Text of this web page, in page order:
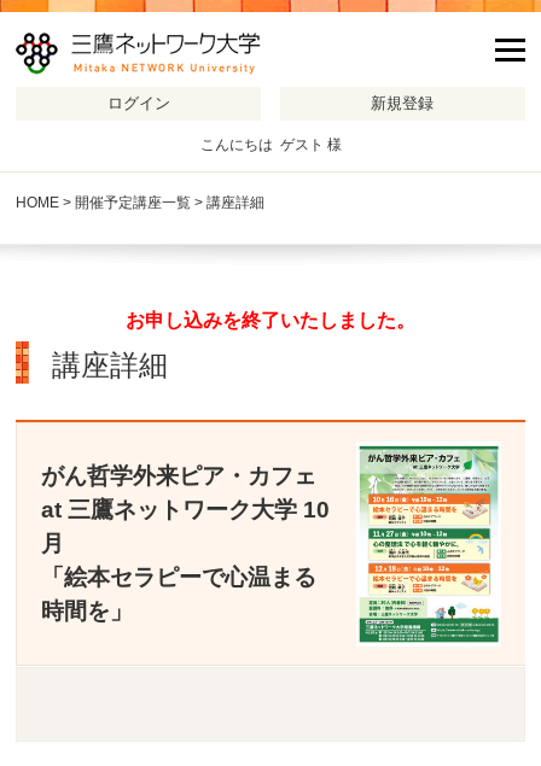
こんにちは ゲスト 様
HOME > 開催予定講座一覧 > 講座詳細
お申し込みを終了いたしました。
講座詳細
がん哲学外来ピア・カフェ
at 三鷹ネットワーク大学 10
月
「絵本セラピーで心温まる
時間を」